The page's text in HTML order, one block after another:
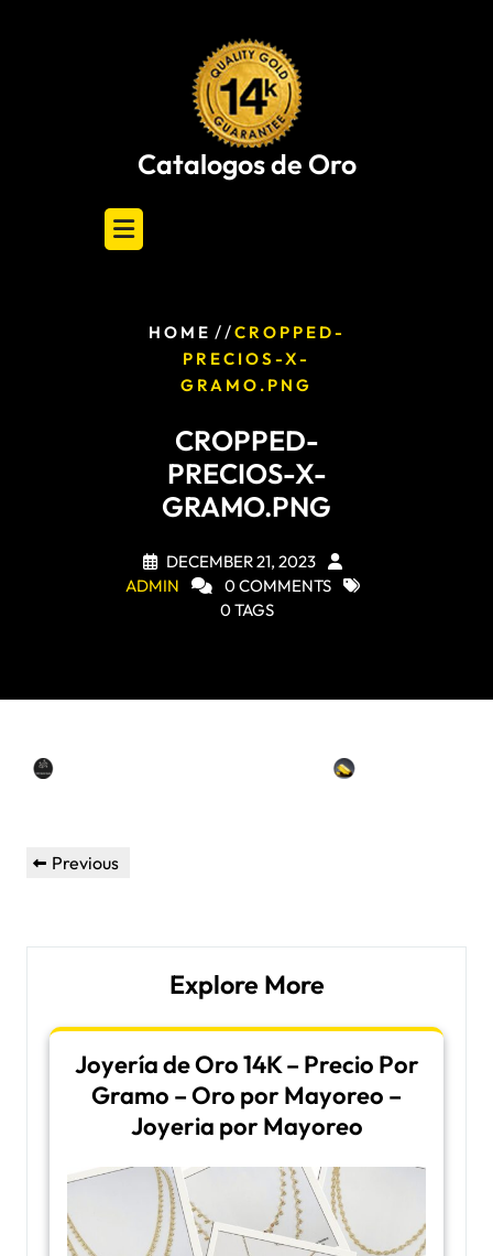
Catalogos de Oro
HOME / /CROPPED-
PRECIOS-X-
GRAMO.PNG
CROPPED-
PRECIOS-X-
GRAMO.PNG
DECEMBER 21, 2023
ADMIN
0 COMMENTS
0 TAGS
Post
navigation
Previous
Previous
Explore More
Joyería de Oro 14K – Precio Por
Gramo – Oro por Mayoreo –
Joyeria por Mayoreo